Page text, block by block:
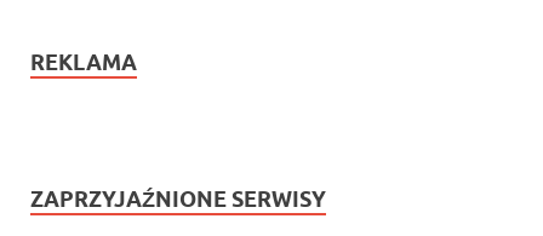
REKLAMA
ZAPRZYJAŹNIONE SERWISY